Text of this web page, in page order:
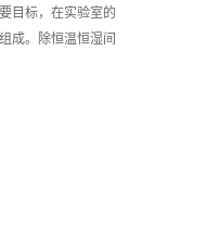
目标，在实验室的
成。除恒温恒湿间